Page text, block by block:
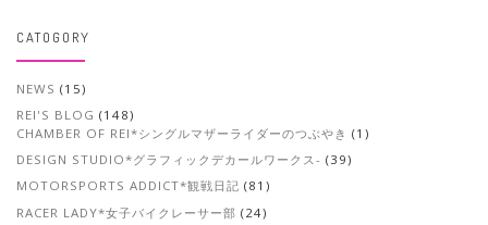
CATOGORY
NEWS (15)
REI'S BLOG (148)
CHAMBER OF REI*シングルマザーライダーのつぶやき (1)
DESIGN STUDIO*グラフィックデカールワークス- (39)
MOTORSPORTS ADDICT*観戦日記 (81)
RACER LADY*女子バイクレーサー部 (24)